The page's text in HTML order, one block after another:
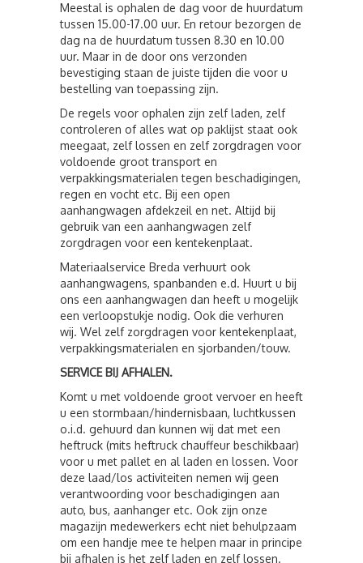
Meestal is ophalen de dag voor de huurdatum
tussen 15.00-17.00 uur. En retour bezorgen de
dag na de huurdatum tussen 8.30 en 10.00
uur. Maar in de door ons verzonden
bevestiging staan de juiste tijden die voor u
bestelling van toepassing zijn.
De regels voor ophalen zijn zelf laden, zelf
controleren of alles wat op paklijst staat ook
meegaat, zelf lossen en zelf zorgdragen voor
voldoende groot transport en
verpakkingsmaterialen tegen beschadigingen,
regen en vocht etc. Bij een open
aanhangwagen afdekzeil en net. Altijd bij
gebruik van een aanhangwagen zelf
zorgdragen voor een kentekenplaat.
Materiaalservice Breda verhuurt ook
aanhangwagens, spanbanden e.d. Huurt u bij
ons een aanhangwagen dan heeft u mogelijk
een verloopstukje nodig. Ook die verhuren
wij. Wel zelf zorgdragen voor kentekenplaat,
verpakkingsmaterialen en sjorbanden/touw.
SERVICE BIJ AFHALEN.
Komt u met voldoende groot vervoer en heeft
u een stormbaan/hindernisbaan, luchtkussen
o.i.d. gehuurd dan kunnen wij dat met een
heftruck (mits heftruck chauffeur beschikbaar)
voor u met pallet en al laden en lossen. Voor
deze laad/los activiteiten nemen wij geen
verantwoording voor beschadigingen aan
auto, bus, aanhanger etc. Ook zijn onze
magazijn medewerkers echt niet behulpzaam
om een handje mee te helpen maar in principe
bij afhalen is het zelf laden en zelf lossen.